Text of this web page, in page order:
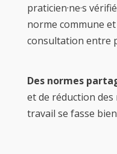
praticien·ne·s
norme commune
consultation entre
Des normes
et de réduction
travail se fasse